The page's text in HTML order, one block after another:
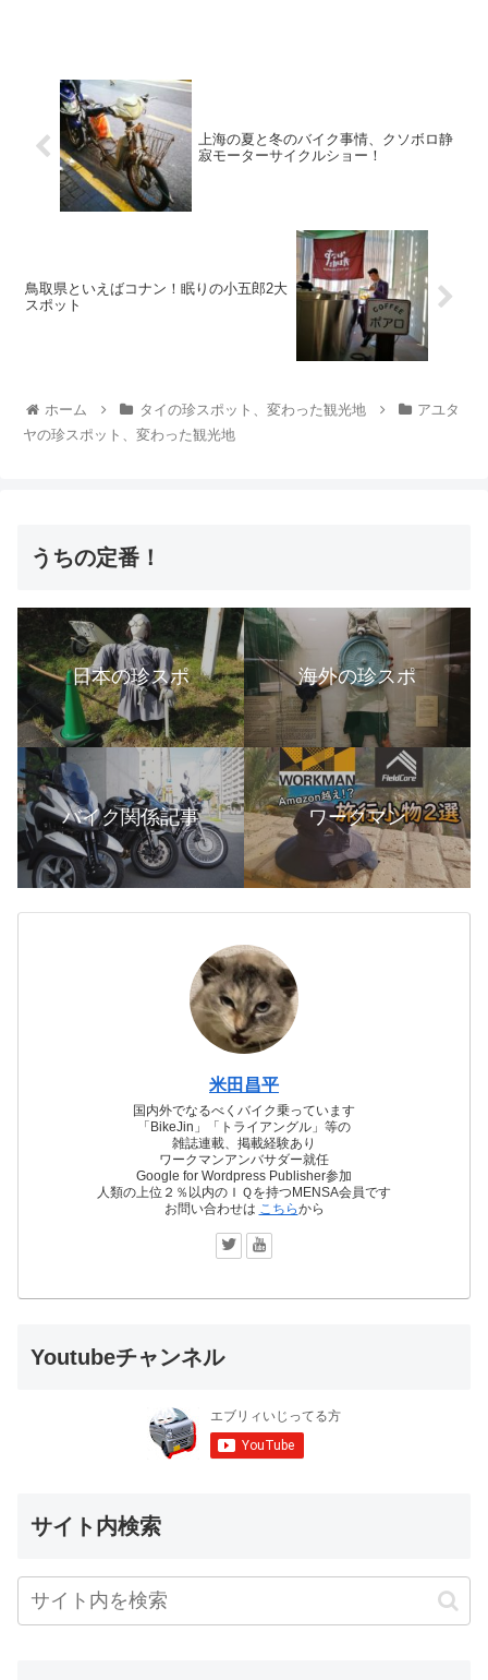
上海の夏と冬のバイク事情、クソボロ静
寂モーターサイクルショー！
鳥取県といえばコナン！眠りの小五郎2大
スポット
ホーム タイの珍スポット、変わった観光地
アユタ
ヤの珍スポット、変わった観光地
うちの定番！
日本の珍スポ 海外の珍スポ
バイク関係記事 ワークマン
米田昌平
国内外でなるべくバイク乗っています
「BikeJin」「トライアングル」等の
雑誌連載、掲載経験あり
ワークマンアンバサダー就任
Google for Wordpress Publisher参加
人類の上位２％以内のＩＱを持つMENSA会員です
お問い合わせは こちらから
Youtubeチャンネル
サイト内検索